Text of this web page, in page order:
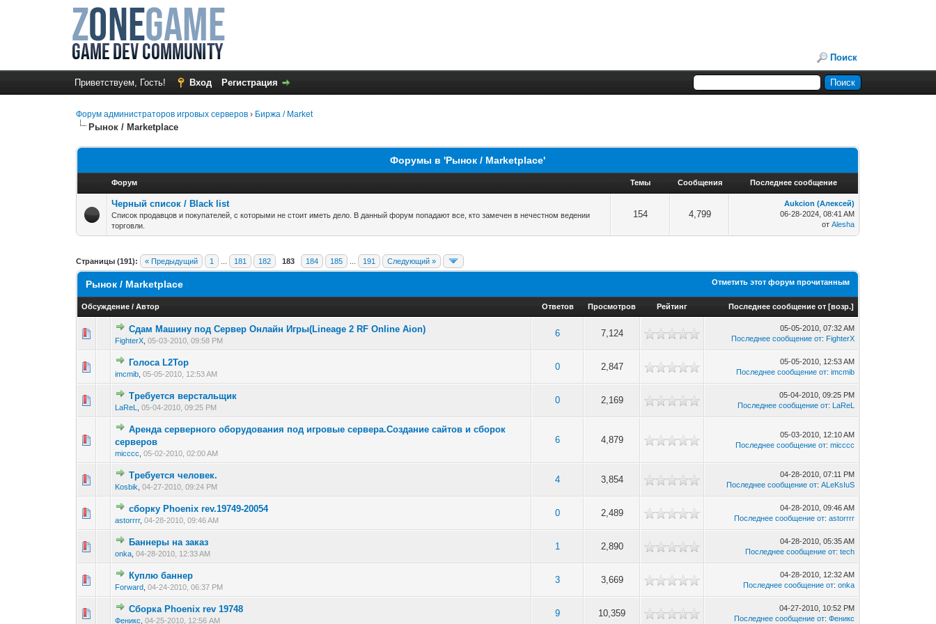
Поиск
Приветствуем, Гость! Вход Регистрация
Форум администраторов игровых серверов › Биржа / Market
Рынок / Marketplace
Форумы в 'Рынок / Marketplace'
Форум Темы Сообщения Последнее сообщение
Черный список / Black list
Список продавцов и покупателей, с которыми не стоит иметь дело. В данный форум попадают все, кто замечен в нечестном ведении
торговли.
154 4,799
Aukcion (Алексей)
06-28-2024, 08:41 AM
отAlesha
Страницы (191): « Предыдущий 1 181 182 183 184 185 191 Следующий »
Отметить этот форум прочитанным
Рынок / Marketplace
Обсуждение /Автор Ответов Просмотров Рейтинг Последнее сообщение от [возр.]
Cдам Машину под Сервер Онлайн Игры(Lineage 2 RF Online Aion)
FighterX ,05-03-2010, 09:58 PM
6 7,124
0 голос(ов) - 0 из 5 в среднем
12345
05-05-2010, 07:32 AM
Последнее сообщение от: FighterX
Голоса L2Top
imcmib ,05-05-2010, 12:53 AM
0 2,847
05-05-2010, 12:53 AM
Последнее сообщение от:imcmib
Требуется верстальщик
LaReL ,05-04-2010, 09:25 PM
0 2,169
0 голос(ов) - 0 из 5 в среднем
05-04-2010, 09:25 PM
Последнее сообщение от: LaReL
Аренда серверного оборудования под игровые сервера.Создание сайтов и сборок
серверов
micccc ,05-02-2010, 02:00 AM
6 4,879
05-03-2010, 12:10 AM
Последнее сообщение от:micccc
Требуется человек.
Kosbik ,04-27-2010, 09:24 PM
4 3,854
04-28-2010, 07:11 PM
Последнее сообщение от:ALeKsIuS
сборку Phoenix rev.19749-20054
astorrrr,04-28-2010, 09:46 AM
0 2,489
0 голос(ов) - 0 из 5 в среднем
04-28-2010, 09:46 AM
Последнее сообщение от:astorrrr
Баннеры на заказ
onka ,04-28-2010, 12:33 AM
1 2,890
04-28-2010, 05:35 AM
Последнее сообщение от:tech
Куплю баннер
Forward ,04-24-2010, 06:37 PM
3 3,669
04-28-2010, 12:32 AM
Последнее сообщение от:onka
Сборка Phoenix rev 19748
Феникс ,04-25-2010, 12:56 AM
9 10,359
0 голос(ов) - 0 из 5 в среднем
04-27-2010, 10:52 PM
Последнее сообщение от:Феникс